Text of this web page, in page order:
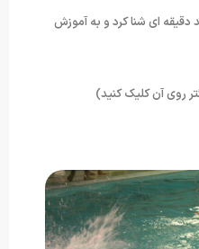
دقیقه ای شنا کرد و به آموزش
روی آن کلیک کنید)